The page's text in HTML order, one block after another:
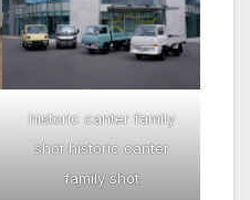
historic canter family
shot historic canter
family shot